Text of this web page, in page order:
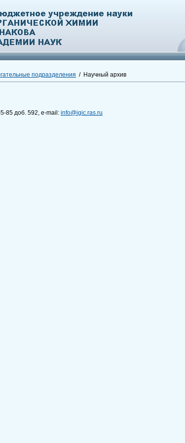
подразделения / Научный архив
85 доб. 592, e-mail: info@igic.ras.ru